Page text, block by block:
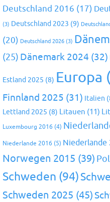
Deutschland 2016 (17)
(3) Deutschland 2023 (9)
(20) Deutschland 2026 (3)
(25) Dänemark 2024 (32)
Estland 2025 (8) Europa
Finnland 2025 (31) Italien
Lettland 2025 (8) Litauen (11)
Luxembourg 2016 (4)
Niederlande 2016 (5) Niederlande
Norwegen 2015 (39)
Schweden (94)
Schweden 2025 (45)